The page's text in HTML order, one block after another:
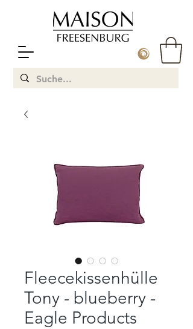
Fleecekissenhülle
Tony - blueberry -
Eagle Products